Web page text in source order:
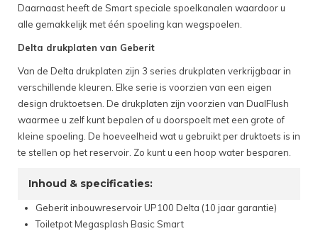
Daarnaast heeft de Smart speciale spoelkanalen waardoor u
alle gemakkelijk met één spoeling kan wegspoelen.
Delta drukplaten van Geberit
Van de Delta drukplaten zijn 3 series drukplaten verkrijgbaar in
verschillende kleuren. Elke serie is voorzien van een eigen
design druktoetsen. De drukplaten zijn voorzien van DualFlush
waarmee u zelf kunt bepalen of u doorspoelt met een grote of
kleine spoeling. De hoeveelheid wat u gebruikt per druktoets is in
te stellen op het reservoir. Zo kunt u een hoop water besparen.
Inhoud & specificaties:
Geberit inbouwreservoir UP100 Delta (10 jaar garantie)
Toiletpot Megasplash Basic Smart